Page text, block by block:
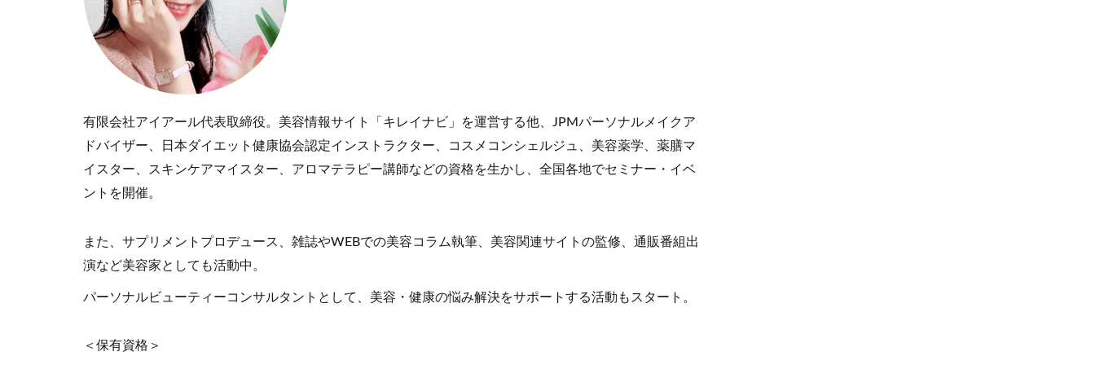
有限会社アイアール代表取締役。美容情報サイト「キレイナビ」を運営する他、JPMパーソナルメイクア
ドバイザー、日本ダイエット健康協会認定インストラクター、コスメコンシェルジュ、美容薬学、薬膳マ
イスター、スキンケアマイスター、アロマテラピー講師などの資格を生かし、全国各地でセミナー・イベ
ントを開催。
また、サプリメントプロデュース、雑誌やWEBでの美容コラム執筆、美容関連サイトの監修、通販番組出
演など美容家としても活動中。
パーソナルビューティーコンサルタントとして、美容・健康の悩み解決をサポートする活動もスタート。
＜保有資格＞